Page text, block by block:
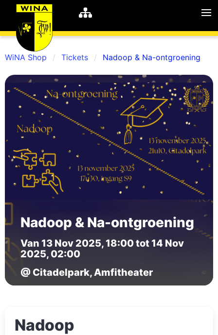
WiNA MyWiNA
Career
Shop
Studie
Home
Schachten
WiNA Shop Tickets Nadoop & Na-ontgroening
Nadoop & Na-ontgroening
Van 13 Nov 2025, 18:00 tot 14 Nov
2025, 02:00
@ Citadelpark, Amfitheater
Nadoop